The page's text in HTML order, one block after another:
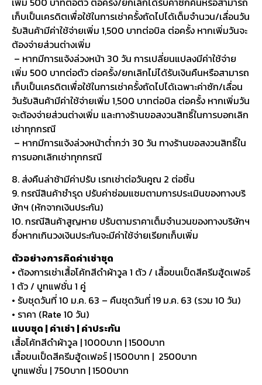
เก็บเป็นเครดิตเพื่อใช้ในการเช่าครั้งถัดไปได้เต็มจำนวน/เลื่อนวัน
รับสินค้ามีค่าใช้จ่ายเพิ่ม 1,500 บาทต่อบิล ต่อครั้ง หากเพิ่มวันจะ
ต้องจ่ายส่วนต่างเพิ่ม
– หากมีการแจ้งล่วงหน้า 30 วัน การเปลี่ยนแปลงมีค่าใช้จ่าย
เพิ่ม 500 บาทต่อตัว ต่อครั้ง/ยกเลิกไม่ได้รับเงินคืนหรือสามารถ
เก็บเป็นเครดิตเพื่อใช้ในการเช่าครั้งถัดไปได้เฉพาะค่าซัก/เลื่อน
วันรับสินค้ามีค่าใช้จ่ายเพิ่ม 1,500 บาทต่อบิล ต่อครั้ง หากเพิ่มวัน
จะต้องจ่ายส่วนต่างเพิ่ม และทางร้านขอสงวนสิทธิ์ในการบอกเลิก
เช่าทุกกรณี
– หากมีการแจ้งล่วงหน้าต่ำกว่า 30 วัน ทางร้านขอสงวนสิทธิ์ใน
การบอกเลิกเช่าทุกกรณี
8. ส่งคืนล่าช้ามีค่าปรับ เรทเช่าต่อวันคูณ 2 ต่อชิ้น
9. กรณีสินค้าชำรุด ปรับค่าซ่อมแซมตามการประเมินของทางบริ
ษัทฯ (หักจากเงินประกัน)
10. กรณีสินค้าสูญหาย ปรับตามราคาเต็มจำนวนของทางบริษัทฯ
ซึ่งหากเกินวงเงินประกันจะมีค่าใช้จ่ายเรียกเก็บเพิ่ม
ตัวอย่างการคิดค่าเช่าชุด
• ต้องการเช่าเสื้อโค้ทสีดำผ้าวูล 1 ตัว / เสื้อขนเป็ดสีครีมฮู้ดเฟอร์
1 ตัว / บูทแฟชั่น 1 คู่
• รับชุดวันที่ 10 ม.ค. 63 – คืนชุดวันที่ 19 ม.ค. 63 (รวม 10 วัน)
• ราคา (Rate 10 วัน)
แบบชุด | ค่าเช่า | ค่าประกัน
เสื้อโค้ทสีดำผ้าวูล | 1000บาท | 1500บาท
เสื้อขนเป็ดสีครีมฮู้ดเฟอร์ | 1500บาท | 2500บาท
บูทแฟชั่น | 750บาท | 1500บาท